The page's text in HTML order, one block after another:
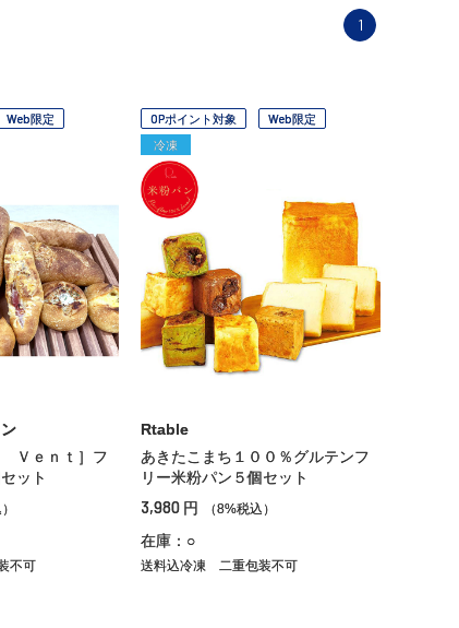
1
Web限定
Ｖｅｎｔ］フ
ット
不可
OPポイント対象
Web限定
冷凍
Rtable
あきたこまち１００％グルテンフ
リー米粉パン５個セット
3,980 円 （8%税込）
在庫：○
送料込冷凍 二重包装不可